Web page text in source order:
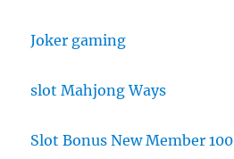
Joker gaming
slot Mahjong Ways
Slot Bonus New Member 100